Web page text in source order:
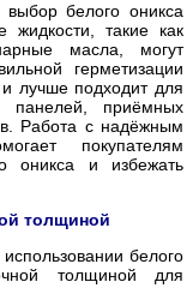
белого оникса
жидкости, такие как
масла, могут
герметизации
лучше подходит для
панелей, приёмных
Работа с надёжным
покупателям
оникса и избежать
толщиной
белого
толщиной для